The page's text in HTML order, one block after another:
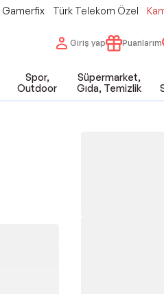
Gamerfix Türk Telekom Özel
Giriş yap Puanlarım
Spor,
Outdoor
Süpermarket,
Gıda, Temizlik